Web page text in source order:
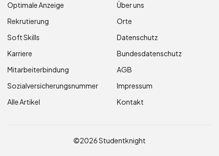
Optimale Anzeige
Rekrutierung
Soft Skills
Karriere
Mitarbeiterbindung
Sozialversicherungsnummer
Alle Artikel
Über uns
Orte
Datenschutz
Bundesdatenschutz
AGB
Impressum
Kontakt
©2026 Studentknight